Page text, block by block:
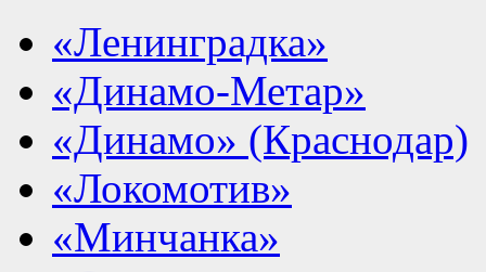
«Ленинградка»
«Динамо-Метар»
«Динамо» (Краснодар)
«Локомотив»
«Минчанка»